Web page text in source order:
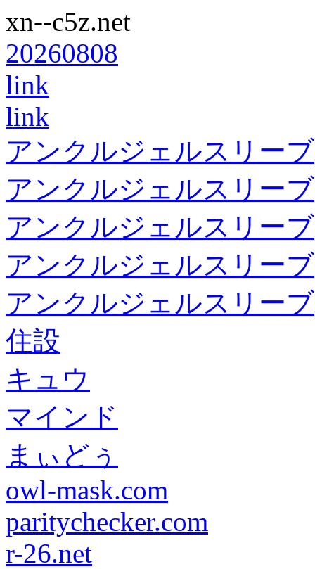
xn--c5z.net
20260808
link
link
アンクルジェルスリーブ
アンクルジェルスリーブ
アンクルジェルスリーブ
アンクルジェルスリーブ
アンクルジェルスリーブ
住設
キュウ
マインド
まぃどぅ
owl-mask.com
paritychecker.com
r-26.net